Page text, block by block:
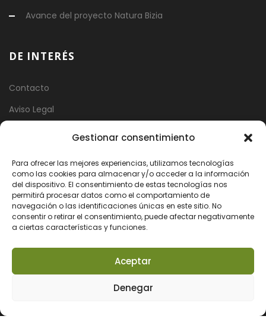
Gestionar consentimiento
Para ofrecer las mejores experiencias, utilizamos tecnologías
como las cookies para almacenar y/o acceder a la información
del dispositivo. El consentimiento de estas tecnologías nos
permitirá procesar datos como el comportamiento de
navegación o las identificaciones únicas en este sitio. No
consentir o retirar el consentimiento, puede afectar negativamente
a ciertas características y funciones.
Aceptar
Denegar
Avance del proyecto Natura Bizia
DE INTERÉS
Contacto
Aviso Legal
CONTACTO
Askatasun Etorbidea 20, bajo. 48200 Durango Bizkaia
info@avisproducciones.com
+34 660 464 033